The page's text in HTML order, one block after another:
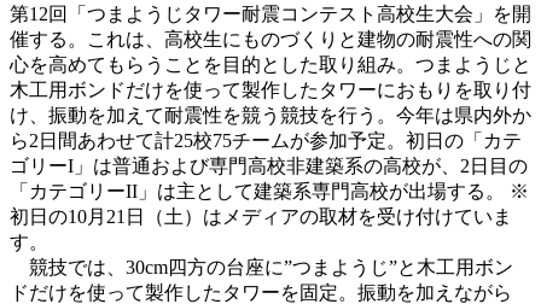
第12回「つまようじタワー耐震コンテスト高校生大会」を開
催する。これは、高校生にものづくりと建物の耐震性への関
心を高めてもらうことを目的とした取り組み。つまようじと
木工用ボンドだけを使って製作したタワーにおもりを取り付
け、振動を加えて耐震性を競う競技を行う。今年は県内外か
ら2日間あわせて計25校75チームが参加予定。初日の「カテ
ゴリーI」は普通および専門高校非建築系の高校が、2日目の
「カテゴリーII」は主として建築系専門高校が出場する。 ※
初日の10月21日（土）はメディアの取材を受け付けていま
す。
競技では、30cm四方の台座に”つまようじ”と木工用ボン
ドだけを使って製作したタワーを固定。振動を加えながら